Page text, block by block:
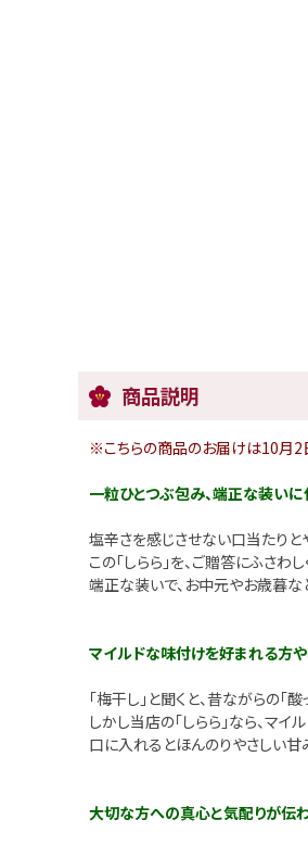
商品説明
※こちらの商品のお届けは10月2
一粒ひとつぶ包み、端正な装いに
塩辛さを感じさせない口当たりと
この「しらら」を、ご贈答にふさ
端正な装いで、お中元やお歳暮
マイルドな味付けを好まれる方
「梅干し」と聞くと、昔ながらの
しかし当店の「しらら」なら、マ
口に入れるとほんのりやさしい甘
大切な方への真心と気配りが伝